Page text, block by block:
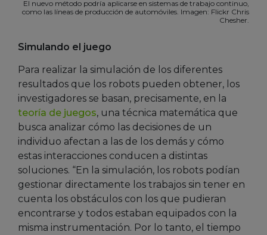
El nuevo método podría aplicarse en sistemas de trabajo continuo,
como las líneas de producción de automóviles. Imagen: Flickr Chris
Chesher.
Simulando el juego
Para realizar la simulación de los diferentes
resultados que los robots pueden obtener, los
investigadores se basan, precisamente, en la
teoría de juegos, una técnica matemática que
busca analizar cómo las decisiones de un
individuo afectan a las de los demás y cómo
estas interacciones conducen a distintas
soluciones. “En la simulación, los robots podían
gestionar directamente los trabajos sin tener en
cuenta los obstáculos con los que pudieran
encontrarse y todos estaban equipados con la
misma instrumentación. Por lo tanto, el tiempo